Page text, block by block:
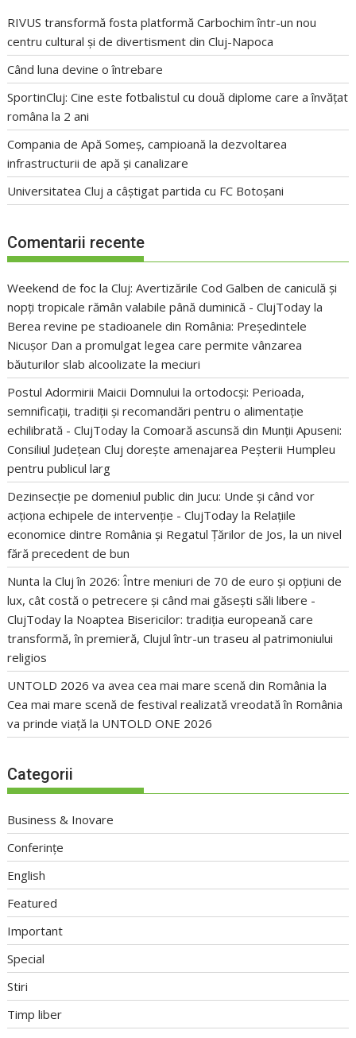
RIVUS transformă fosta platformă Carbochim într-un nou
centru cultural și de divertisment din Cluj-Napoca
Când luna devine o întrebare
SportinCluj: Cine este fotbalistul cu două diplome care a învățat
româna la 2 ani
Compania de Apă Someș, campioană la dezvoltarea
infrastructurii de apă și canalizare
Universitatea Cluj a câștigat partida cu FC Botoșani
Comentarii recente
Weekend de foc la Cluj: Avertizările Cod Galben de caniculă și
nopți tropicale rămân valabile până duminică - ClujToday la
Berea revine pe stadioanele din România: Președintele
Nicușor Dan a promulgat legea care permite vânzarea
băuturilor slab alcoolizate la meciuri
Postul Adormirii Maicii Domnului la ortodocși: Perioada,
semnificații, tradiții și recomandări pentru o alimentație
echilibrată - ClujToday laComoară ascunsă din Munții Apuseni:
Consiliul Județean Cluj dorește amenajarea Peșterii Humpleu
pentru publicul larg
Dezinsecție pe domeniul public din Jucu: Unde și când vor
acționa echipele de intervenție - ClujToday la Relațiile
economice dintre România și Regatul Țărilor de Jos, la un nivel
fără precedent de bun
Nunta la Cluj în 2026: Între meniuri de 70 de euro și opțiuni de
lux, cât costă o petrecere și când mai găsești săli libere -
ClujToday la Noaptea Bisericilor: tradiția europeană care
transformă, în premieră, Clujul într-un traseu al patrimoniului
religios
UNTOLD 2026 va avea cea mai mare scenă din România la
Cea mai mare scenă de festival realizată vreodată în România
va prinde viață la UNTOLD ONE 2026
Categorii
Business & Inovare
Conferințe
English
Featured
Important
Special
Stiri
Timp liber